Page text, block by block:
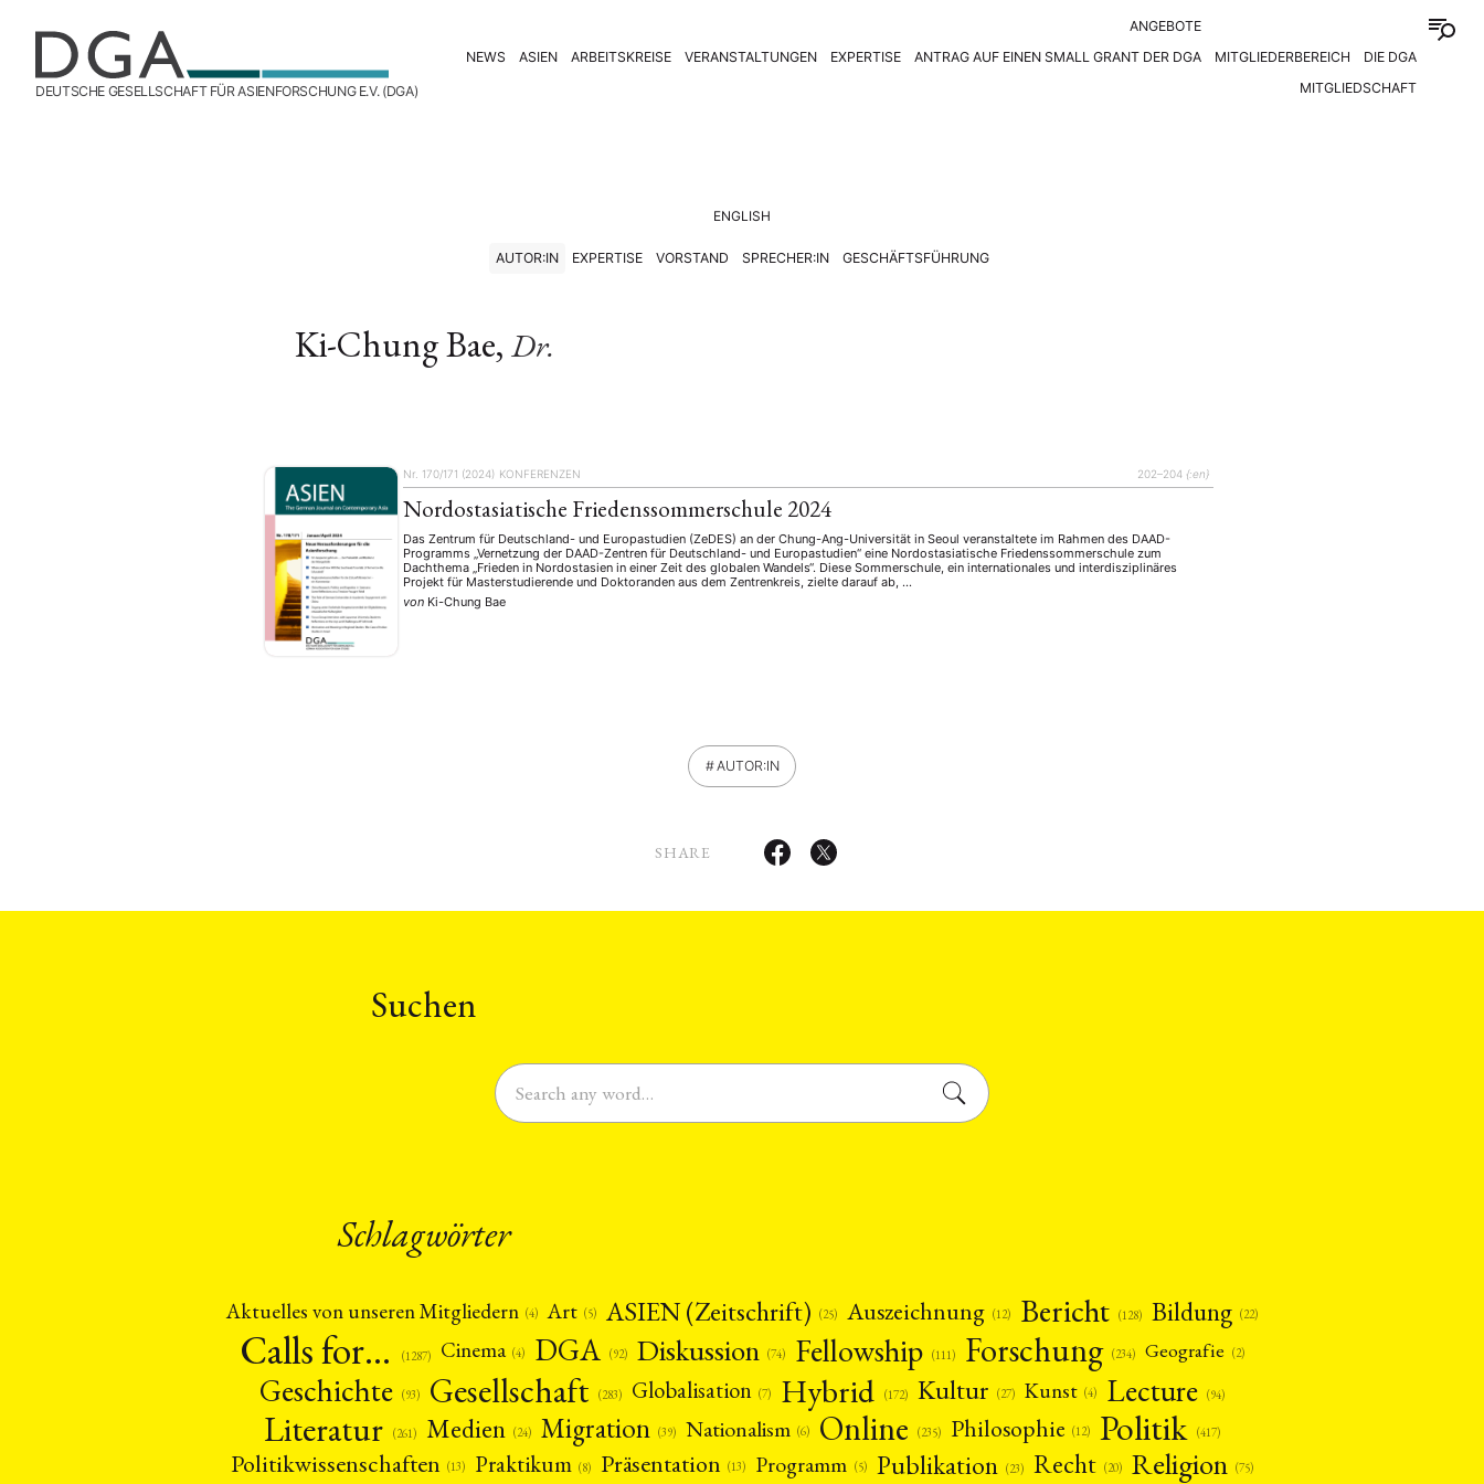
DEUTSCHE GESELLSCHAFT FÜR ASIENFORSCHUNG E.V. (DGA)
NEWS ASIEN ARBEITSKREISE VERANSTALTUNGEN EXPERTISE
ANGEBOTE
ANTRAG AUF EINEN SMALL GRANT DER DGA
MITGLIEDERBEREICH
DIE DGA
MITGLIEDSCHAFT
ENGLISH
AUTOR:IN EXPERTISE VORSTAND SPRECHER:IN GESCHÄFTSFÜHRUNG
Ki-Chung Bae, Dr.
Nr. 170/171 (2024) KONFERENZEN 202–204 {:en}
Nordostasiatische Friedenssommerschule 2024
Das Zentrum für Deutschland- und Europastudien (ZeDES) an der Chung-Ang-Universität in Seoul veranstaltete im Rahmen des DAAD-
Programms „Vernetzung der DAAD-Zentren für Deutschland- und Europastudien“ eine Nordostasiatische Friedenssommerschule zum
Dachthema „Frieden in Nordostasien in einer Zeit des globalen Wandels“. Diese Sommerschule, ein internationales und interdisziplinäres
Projekt für Masterstudierende und Doktoranden aus dem Zentrenkreis, zielte darauf ab, …
von Ki-Chung Bae
AUTOR:IN
SHARE
Suchen
Schlagwörter
Aktuelles von unseren Mitgliedern (4) Art (5) ASIEN (Zeitschrift) (25) Auszeichnung (12) Bericht (128) Bildung (22)
Calls for… (1287) Cinema (4) DGA (92) Diskussion (74) Fellowship (111) Forschung (234) Geografie (2)
Geschichte (93) Gesellschaft (283) Globalisation (7) Hybrid (172) Kultur (27) Kunst (4) Lecture (94)
Literatur (261) Medien (24) Migration (39) Nationalism (6) Online (235) Philosophie (12) Politik (417)
Politikwissenschaften (13) Praktikum (8) Präsentation (13) Programm (5) Publikation (23) Recht (20) Religion (75)